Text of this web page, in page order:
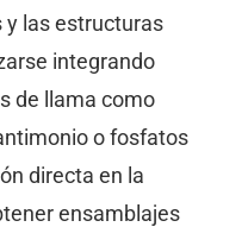
las estructuras
integrando
de llama como
o fosfatos
directa en la
ensamblajes